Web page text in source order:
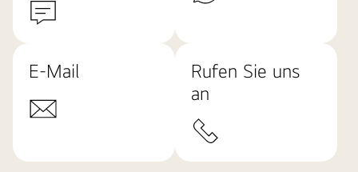
E-Mail
Rufen Sie uns
an